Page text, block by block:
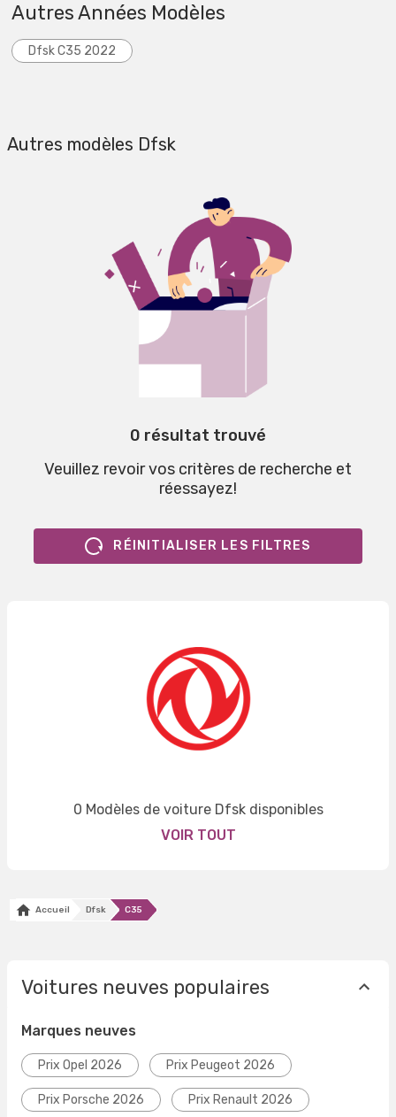
Autres Années Modèles
Dfsk C35 2022
Autres modèles Dfsk
0 résultat trouvé
Veuillez revoir vos critères de recherche et
réessayez!
RÉINITIALISER LES FILTRES
0 Modèles de voiture Dfsk disponibles
VOIR TOUT
Accueil Dfsk C35
Voitures neuves populaires
Marques neuves
Prix Opel 2026 Prix Peugeot 2026
Prix Porsche 2026 Prix Renault 2026